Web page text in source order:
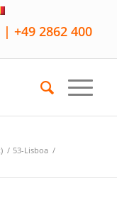
+49 2862 400
/ 53-Lisboa /